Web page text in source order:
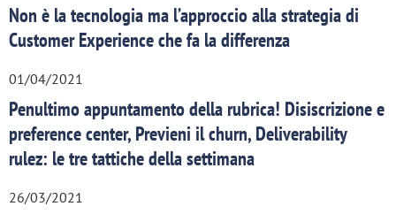
Non è la tecnologia ma l’approccio alla strategia di
Customer Experience che fa la differenza
01/04/2021
Penultimo appuntamento della rubrica! Disiscrizione e
preference center, Previeni il churn, Deliverability
rulez: le tre tattiche della settimana
26/03/2021